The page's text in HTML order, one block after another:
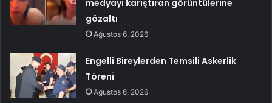
medyayı karıştıran görüntülerine
gözaltı
Ağustos 6, 2026
Engelli Bireylerden Temsili Askerlik
Töreni
Ağustos 6, 2026